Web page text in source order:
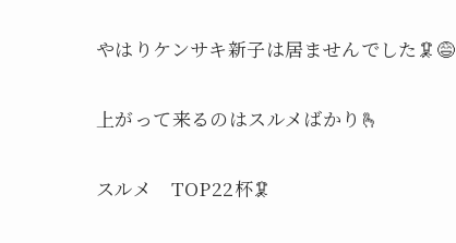
やはりケンサキ新子は居ませんでした🦑😅
上がって来るのはスルメばかり🫰
スルメ TOP22杯🦑